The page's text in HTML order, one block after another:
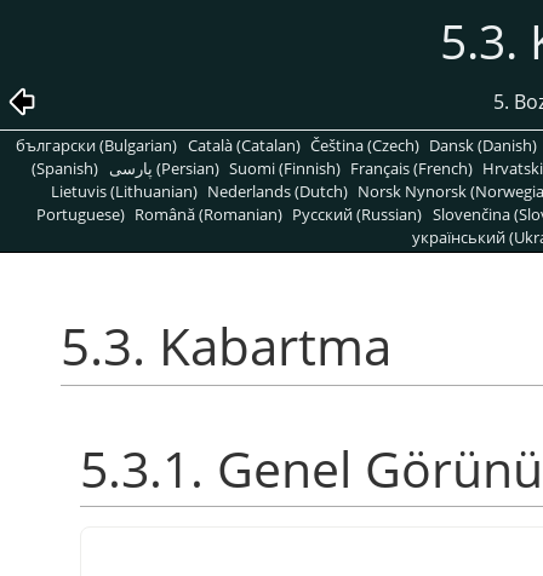
5.3.
5.
български (Bulgarian) Català (Catalan) Čeština (Czech) Dansk (Danish)
(Spanish)
پارسی (Persian) Suomi (Finnish) Français (French)
Lietuvis (Lithuanian) Nederlands (Dutch) Norsk Nynorsk
Portuguese) Română (Romanian) Pусский (Russian) Slovenčina
український
5.3. Kabartma
5.3.1. Genel